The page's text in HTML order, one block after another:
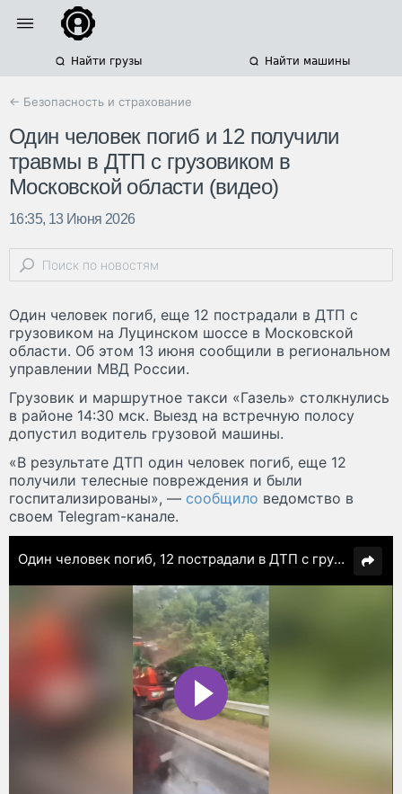
Найти грузы Найти машины
← Безопасность и страхование
Один человек погиб и 12 получили
травмы в ДТП с грузовиком в
Московской области (видео)
16:35, 13 Июня 2026
Один человек погиб, еще 12 пострадали в ДТП с
грузовиком на Луцинском шоссе в Московской
области. Об этом 13 июня сообщили в региональном
управлении МВД России.
Грузовик и маршрутное такси «Газель» столкнулись
в районе 14:30 мск. Выезд на встречную полосу
допустил водитель грузовой машины.
«В результате ДТП один человек погиб, еще 12
получили телесные повреждения и были
госпитализированы», — сообщило ведомство в
своем Telegram-канале.